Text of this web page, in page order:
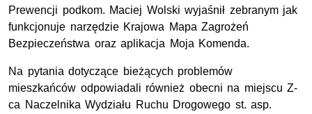
Prewencji podkom. Maciej Wolski wyjaśnił zebranym jak
funkcjonuje narzędzie Krajowa Mapa Zagrożeń
Bezpieczeństwa oraz aplikacja Moja Komenda.
Na pytania dotyczące bieżących problemów
mieszkańców odpowiadali również obecni na miejscu Z-
ca Naczelnika Wydziału Ruchu Drogowego st. asp.